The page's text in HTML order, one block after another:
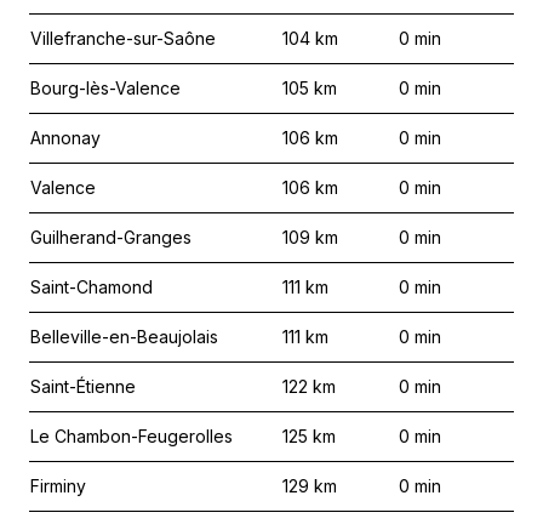
Villefranche-sur-Saône 104 km 0 min
Bourg-lès-Valence 105 km 0 min
Annonay 106 km 0 min
Valence 106 km 0 min
Guilherand-Granges 109 km 0 min
Saint-Chamond 111 km 0 min
Belleville-en-Beaujolais 111 km 0 min
Saint-Étienne 122 km 0 min
Le Chambon-Feugerolles 125 km 0 min
Firminy 129 km 0 min